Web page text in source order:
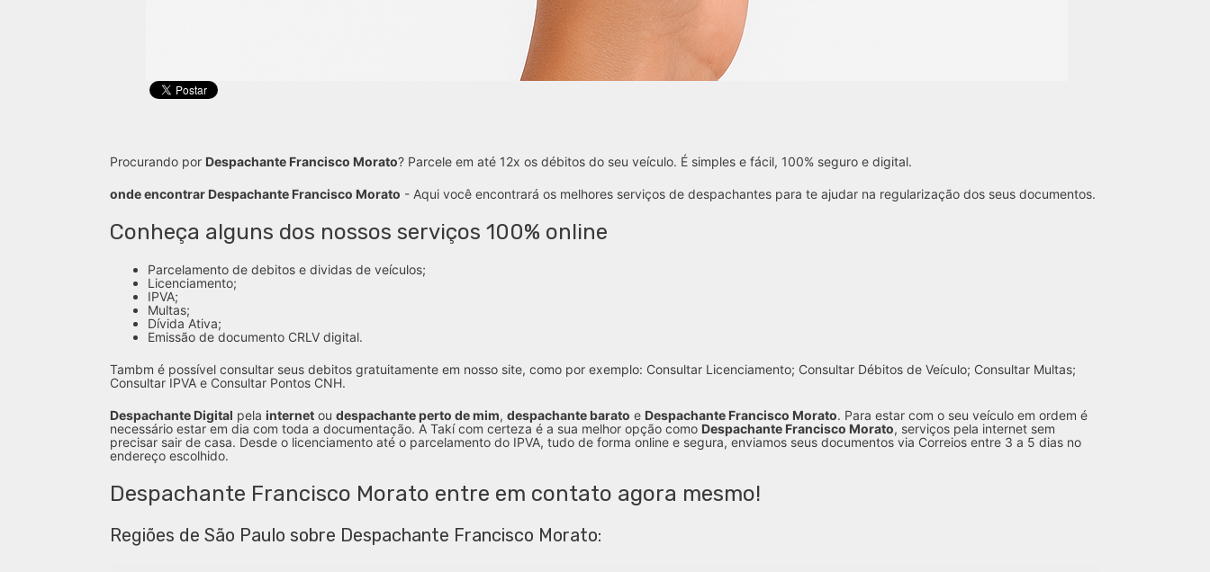
Procurando por Despachante Francisco Morato? Parcele em até 12x os débitos do seu veículo. É simples e fácil, 100% seguro e digital.
onde encontrar Despachante Francisco Morato - Aqui você encontrará os melhores serviços de despachantes para te ajudar na regularização dos seus documentos.
Conheça alguns dos nossos serviços 100% online
Parcelamento de debitos e dividas de veículos;
Licenciamento;
IPVA;
Multas;
Dívida Ativa;
Emissão de documento CRLV digital.
Tambm é possível consultar seus debitos gratuitamente em nosso site, como por exemplo: Consultar Licenciamento; Consultar Débitos de Veículo; Consultar Multas;
Consultar IPVA e Consultar Pontos CNH.
Despachante Digital pela internet ou despachante perto de mim, despachante barato e Despachante Francisco Morato. Para estar com o seu veículo em ordem é
necessário estar em dia com toda a documentação. A Takí com certeza é a sua melhor opção como Despachante Francisco Morato, serviços pela internet sem
precisar sair de casa. Desde o licenciamento até o parcelamento do IPVA, tudo de forma online e segura, enviamos seus documentos via Correios entre 3 a 5 dias no
endereço escolhido.
Despachante Francisco Morato entre em contato agora mesmo!
Regiões de São Paulo sobre Despachante Francisco Morato: